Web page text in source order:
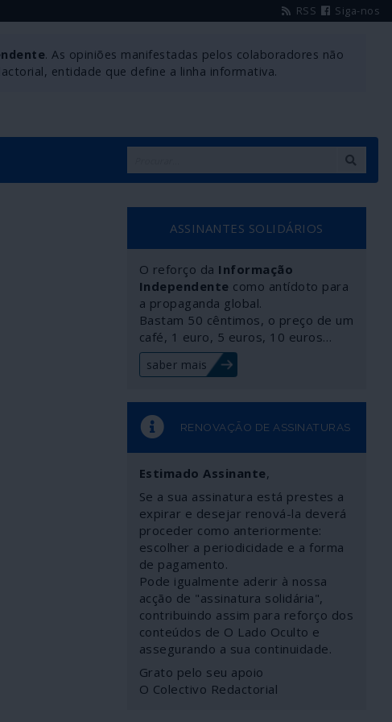
RSS Siga-nos
. As opiniões manifestadas pelos colaboradores não
entidade que define a linha informativa.
ASSINANTES SOLIDÁRIOS
O reforço da Informação
Independente como antídoto para
a propaganda global.
Bastam 50 cêntimos, o preço de um
café, 1 euro, 5 euros, 10 euros…
saber mais
RENOVAÇÃO DE ASSINATURAS
Estimado Assinante,
Se a sua assinatura está prestes a
expirar e desejar renová-la deverá
proceder como anteriormente:
escolher a periodicidade e a forma
de pagamento.
Pode igualmente aderir à nossa
acção de "assinatura solidária",
contribuindo assim para reforço dos
conteúdos de O Lado Oculto e
assegurando a sua continuidade.
Grato pelo seu apoio
O Colectivo Redactorial